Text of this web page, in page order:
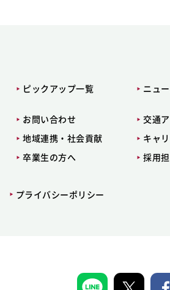
ピックアップ一覧 ニュ
お問い合わせ
交通
地域連携・社会貢献
キャ
卒業生の方へ 採用
プライバシーポリシー